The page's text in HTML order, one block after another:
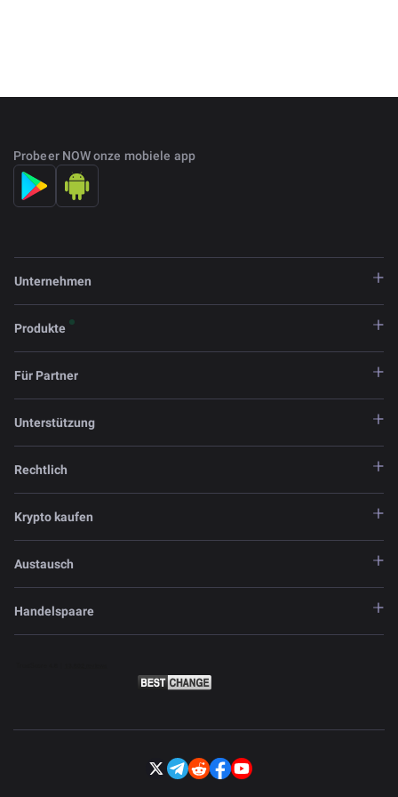
Probeer NOW onze mobiele app
Unternehmen
Produkte
Für Partner
Unterstützung
Rechtlich
Krypto kaufen
Austausch
Handelspaare